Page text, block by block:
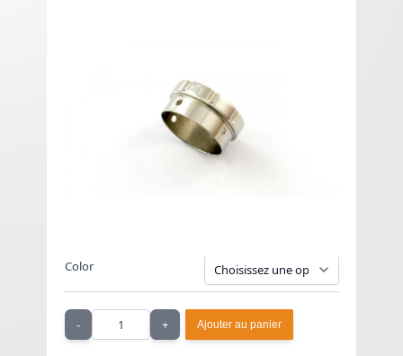
3D Air Flow Control Ring - 3D
Dimmi's Dream Dripper
Color
Quantité
- + Ajouter au panier